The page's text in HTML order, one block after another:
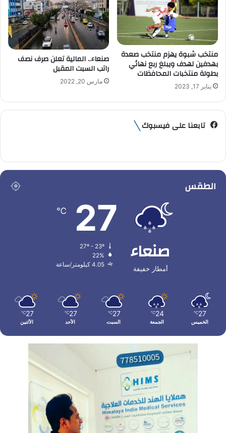
منتخب شبوة يهزم منتخب صعدة
بهدفين لهدف ويبلغ ربع نهائي
بطولة منتخبات المحافظات
يناير 17, 2023
صنعاء.. المالية تعلن صرف نصف
راتب السبت المقبل
مارس 20, 2022
تابعنا على فيسبوك
الطقس
صنعاء
أمطار خفيفة
27
℃
22%
4.05 كيلومتر/ساعة
27
℃
الخميس
24
℃
الجمعة
27
℃
السبت
27
℃
الأحد
27
℃
الأثنين